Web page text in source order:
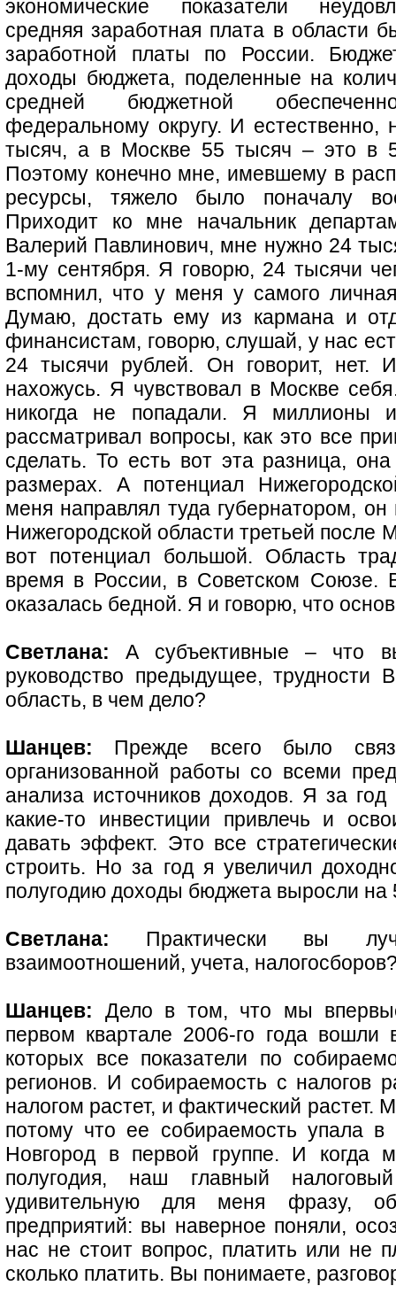
экономические показатели
средняя заработная плата в области
заработной платы по России.
доходы бюджета, поделенные на
средней бюджетной
федеральному округу. И
тысяч, а в Москве 55 тысяч – это в
Поэтому конечно мне, имевшему в
ресурсы, тяжело было поначалу
Приходит ко мне начальник
Валерий Павлинович, мне нужно 24
1-му сентября. Я говорю, 24 тысячи
вспомнил, что у меня у самого
Думаю, достать ему из кармана и
финансистам, говорю, слушай, у нас
24 тысячи рублей. Он говорит, нет.
нахожусь. Я чувствовал в Москве
никогда не попадали. Я миллионы
рассматривал вопросы, как это все
сделать. То есть вот эта разница,
размерах. А потенциал
меня направлял туда губернатором,
Нижегородской области третьей после
вот потенциал большой. Область
время в России, в Советском Союзе.
оказалась бедной. Я и говорю, что
Светлана: А субъективные – что
руководство предыдущее,
область, в чем дело?
Шанцев: Прежде всего было
организованной работы со всеми
анализа источников доходов. Я за
какие-то инвестиции привлечь и
давать эффект. Это все
строить. Но за год я увеличил
полугодию доходы бюджета выросли на
Светлана: Практически вы
взаимоотношений, учета,
Шанцев: Дело в том, что мы
первом квартале 2006-го года вошли
которых все показатели по
регионов. И собираемость с налогов
налогом растет, и фактический растет.
потому что ее собираемость упала
Новгород в первой группе. И когда
полугодия, наш главный
удивительную для меня фразу,
предприятий: вы наверное поняли,
нас не стоит вопрос, платить или не
сколько платить. Вы понимаете,